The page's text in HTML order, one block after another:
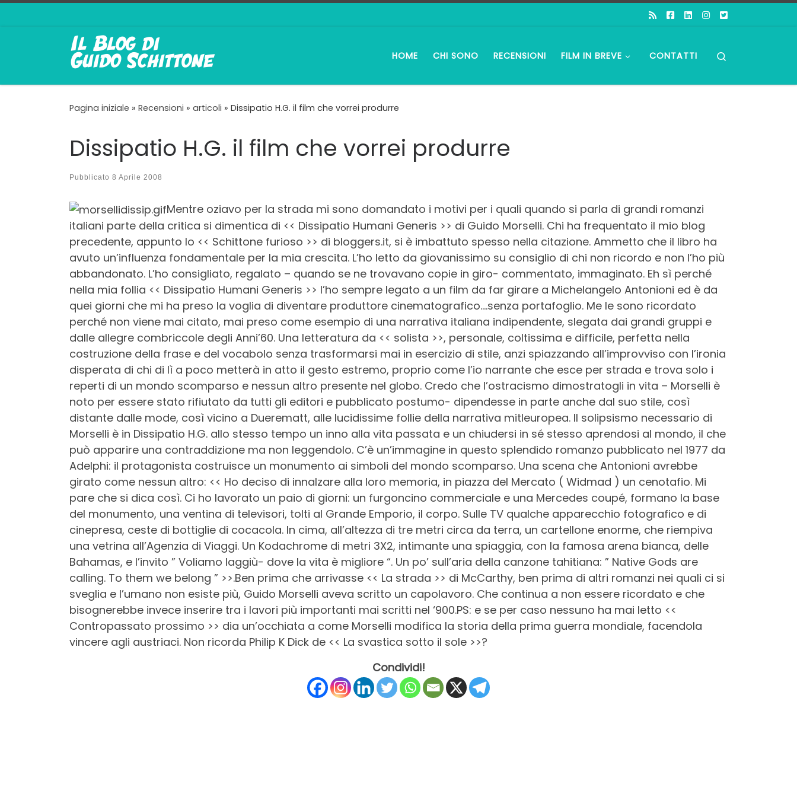
HOME CHI SONO RECENSIONI FILM IN BREVE CONTATTI
Pagina iniziale » Recensioni » articoli » Dissipatio H.G. il film che vorrei produrre
Dissipatio H.G. il film che vorrei produrre
Pubblicato 8 Aprile 2008
Mentre oziavo per la strada mi sono domandato i motivi per i quali quando si parla di grandi romanzi
italiani parte della critica si dimentica di << Dissipatio Humani Generis >> di Guido Morselli. Chi ha frequentato il mio blog
precedente, appunto lo << Schittone furioso >> di bloggers.it, si è imbattuto spesso nella citazione. Ammetto che il libro ha
avuto un’influenza fondamentale per la mia crescita. L’ho letto da giovanissimo su consiglio di chi non ricordo e non l’ho più
abbandonato. L’ho consigliato, regalato – quando se ne trovavano copie in giro- commentato, immaginato. Eh sì perché
nella mia follia << Dissipatio Humani Generis >> l’ho sempre legato a un film da far girare a Michelangelo Antonioni ed è da
quei giorni che mi ha preso la voglia di diventare produttore cinematografico….senza portafoglio. Me le sono ricordato
perché non viene mai citato, mai preso come esempio di una narrativa italiana indipendente, slegata dai grandi gruppi e
dalle allegre combriccole degli Anni’60. Una letteratura da << solista >>, personale, coltissima e difficile, perfetta nella
costruzione della frase e del vocabolo senza trasformarsi mai in esercizio di stile, anzi spiazzando all’improvviso con l’ironia
disperata di chi di lì a poco metterà in atto il gesto estremo, proprio come l’io narrante che esce per strada e trova solo i
reperti di un mondo scomparso e nessun altro presente nel globo. Credo che l’ostracismo dimostratogli in vita – Morselli è
noto per essere stato rifiutato da tutti gli editori e pubblicato postumo- dipendesse in parte anche dal suo stile, così
distante dalle mode, così vicino a Duerematt, alle lucidissime follie della narrativa mitleuropea. Il solipsismo necessario di
Morselli è in Dissipatio H.G. allo stesso tempo un inno alla vita passata e un chiudersi in sé stesso aprendosi al mondo, il che
può apparire una contraddizione ma non leggendolo. C’è un’immagine in questo splendido romanzo pubblicato nel 1977 da
Adelphi: il protagonista costruisce un monumento ai simboli del mondo scomparso. Una scena che Antonioni avrebbe
girato come nessun altro: << Ho deciso di innalzare alla loro memoria, in piazza del Mercato ( Widmad ) un cenotafio. Mi
pare che si dica così. Ci ho lavorato un paio di giorni: un furgoncino commerciale e una Mercedes coupé, formano la base
del monumento, una ventina di televisori, tolti al Grande Emporio, il corpo. Sulle TV qualche apparecchio fotografico e di
cinepresa, ceste di bottiglie di cocacola. In cima, all’altezza di tre metri circa da terra, un cartellone enorme, che riempiva
una vetrina all’Agenzia di Viaggi. Un Kodachrome di metri 3X2, intimante una spiaggia, con la famosa arena bianca, delle
Bahamas, e l’invito ” Voliamo laggiù- dove la vita è migliore “. Un po’ sull’aria della canzone tahitiana: ” Native Gods are
calling. To them we belong ” >>.Ben prima che arrivasse << La strada >> di McCarthy, ben prima di altri romanzi nei quali ci si
sveglia e l’umano non esiste più, Guido Morselli aveva scritto un capolavoro. Che continua a non essere ricordato e che
bisognerebbe invece inserire tra i lavori più importanti mai scritti nel ‘900.PS: e se per caso nessuno ha mai letto <<
Contropassato prossimo >> dia un’occhiata a come Morselli modifica la storia della prima guerra mondiale, facendola
vincere agli austriaci. Non ricorda Philip K Dick de << La svastica sotto il sole >>?
Condividi!